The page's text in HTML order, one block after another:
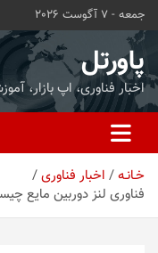
محتوا
بروید
جمعه - 7 آگوست 2026
پاورتل
اخبار فناوری، اپ بازار،
خـانـه
اخبار فناوری
فناوری لنز دوربین مایع